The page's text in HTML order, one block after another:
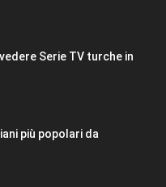
Serie TV turche in
più popolari da